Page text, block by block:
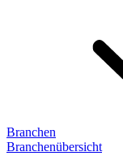
Branchen
Branchenübersicht